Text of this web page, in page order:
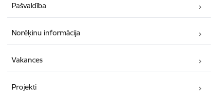
Pašvaldība
Norēķinu informācija
Vakances
Projekti